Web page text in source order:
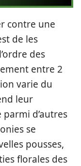
contre une
de les
des
entre 2
varie du
leur
d’autres
se
pousses,
florales des